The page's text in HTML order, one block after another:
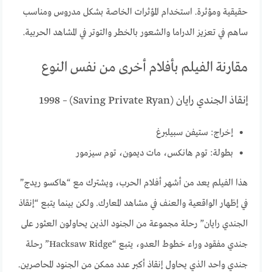
حقيقية ومؤثرة. استخدام المؤثرات الخاصة بشكل مدروس ومناسب
ساهم في تعزيز الدراما والشعور بالخطر والتوتر في المشاهد الحربية.
مقارنة الفيلم بأفلام أخرى من نفس النوع
إنقاذ الجندي رايان (Saving Private Ryan) – 1998
إخراج: ستيفن سبيلبرغ
بطولة: توم هانكس، مات ديمون، توم سيزمور
هذا الفيلم يعد من أشهر أفلام الحرب، ويشترك مع “هاكسو ريدج”
في إظهار الواقعية والعنف في مشاهد المعارك. ولكن بينما يتبع “إنقاذ
الجندي رايان” رحلة مجموعة من الجنود الذين يحاولون العثور على
جندي مفقود وراء خطوط العدو، يتبع “Hacksaw Ridge” رحلة
جندي واحد الذي يحاول إنقاذ أكبر عدد ممكن من الجنود المحاصرين.